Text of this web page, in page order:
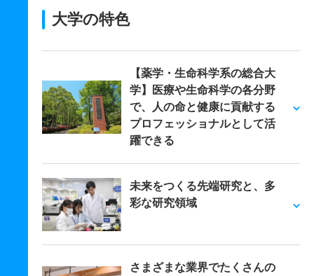
大学の特色
【薬学・生命科学系の総合大
学】医療や生命科学の各分野
で、人の命と健康に貢献する
プロフェッショナルとして活
躍できる
未来をつくる先端研究と、多
彩な研究領域
さまざまな業界でたくさんの